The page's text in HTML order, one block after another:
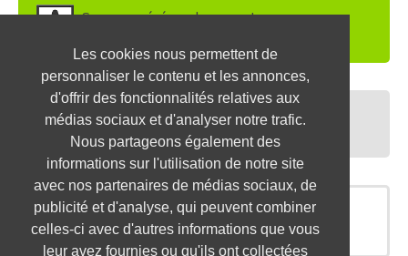
Les cookies nous permettent de
personnaliser le contenu et les annonces,
d'offrir des fonctionnalités relatives aux
médias sociaux et d'analyser notre trafic.
Nous partageons également des
informations sur l'utilisation de notre site
avec nos partenaires de médias sociaux, de
publicité et d'analyse, qui peuvent combiner
celles-ci avec d'autres informations que vous
leur avez fournies ou qu'ils ont collectées
Soyez repéré par les recruteurs,
DEPOSEZ VOTRE CV
Préparez vos entretiens,
TESTEZ-VOUS
OFFRES SIMILAIRES